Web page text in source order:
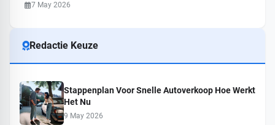
7 May 2026
Redactie Keuze
Stappenplan Voor Snelle Autoverkoop Hoe Werkt
Het Nu
9 May 2026